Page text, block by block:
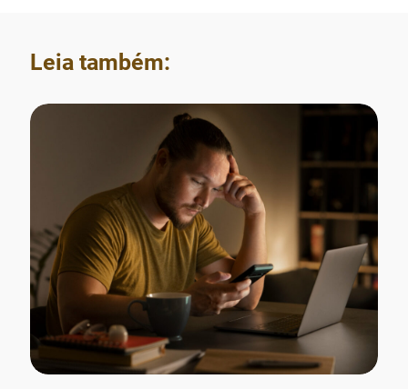
Leia também: